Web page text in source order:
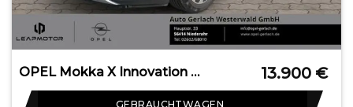
OPEL Mokka X Innovation AHK-abnehmbar Start Stop Navi 13.900 €
GEBRAUCHTWAGEN